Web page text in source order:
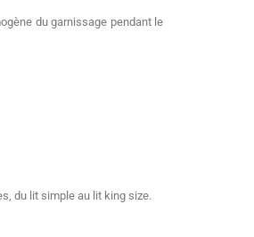
du garnissage pendant le
du lit simple au lit king size.